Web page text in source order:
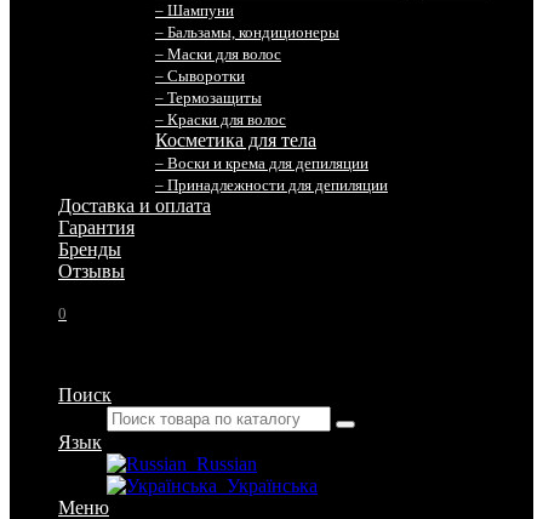
– Шампуни
– Бальзамы, кондиционеры
– Маски для волос
– Сыворотки
– Термозащиты
– Краски для волос
Косметика для тела
– Воски и крема для депиляции
– Принадлежности для депиляции
Доставка и оплата
Гарантия
Бренды
Отзывы
0
Поиск
Язык
Russian
Українська
Меню